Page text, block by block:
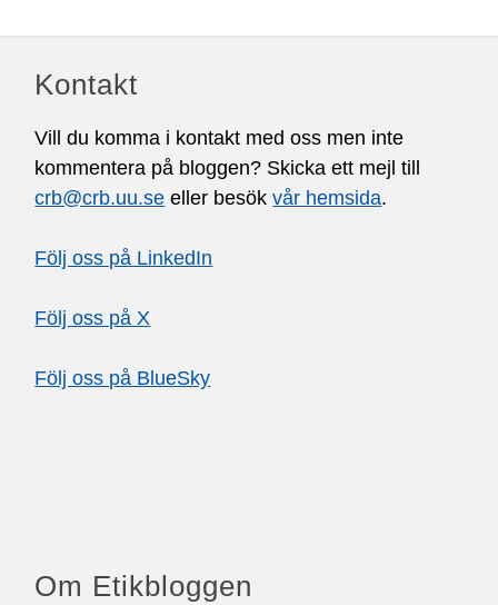
Kontakt
Vill du komma i kontakt med oss men inte
kommentera på bloggen? Skicka ett mejl till
crb@crb.uu.se eller besökvår hemsida.
Följ oss på LinkedIn
Följ oss på X
Följ oss på BlueSky
Om Etikbloggen